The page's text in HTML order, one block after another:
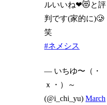
ルいいね❤😻と評
判です(家的に)🥲
笑
#ネメシス
— いちゆ〜（・
ｘ・）～
(@i_chi_yu)March